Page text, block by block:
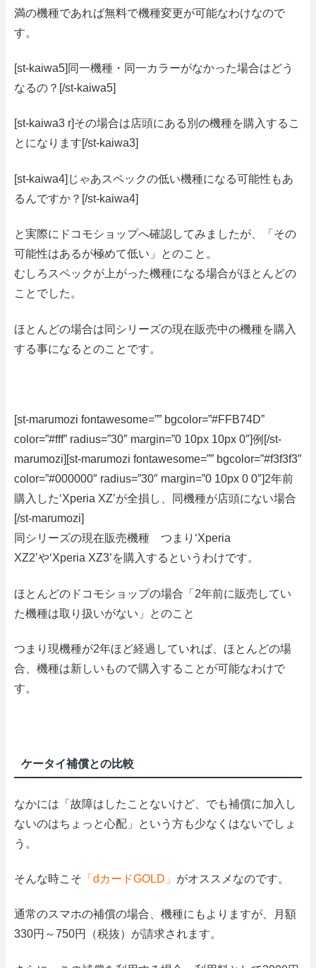
満の機種であれば無料で機種変更が可能なわけなので
す。
[st-kaiwa5]同一機種・同一カラーがなかった場合はどう
なるの？[/st-kaiwa5]
[st-kaiwa3 r]その場合は店頭にある別の機種を購入するこ
とになります[/st-kaiwa3]
[st-kaiwa4]じゃあスペックの低い機種になる可能性もあ
るんですか？[/st-kaiwa4]
と実際にドコモショップへ確認してみましたが、
「その
可能性はあるが極めて低い」
とのこと。
むしろスペックが上がった機種になる場合がほとんどの
ことでした。
ほとんどの場合は同シリーズの現在販売中の機種を購入
する事になるとのことです。
[st-marumozi fontawesome=”” bgcolor=”#FFB74D”
color=”#fff” radius=”30″ margin=”0 10px 10px 0″]例[/st-
marumozi][st-marumozi fontawesome=”” bgcolor=”#f3f3f3″
color=”#000000″ radius=”30″ margin=”0 10px 0 0″]2年前
購入した‘Xperia XZ’が全損し、同機種が店頭にない場合
[/st-marumozi]
同シリーズの現在販売機種 つまり ‘Xperia
XZ2’や‘Xperia XZ3’を購入するというわけです。
ほとんどのドコモショップの場合 「2年前に販売してい
た機種は取り扱いがない」
とのこと
つまり現機種が2年ほど経過していれば、ほとんどの場
合、機種は新しいもので購入することが可能なわけで
す。
ケータイ補償との比較
なかには「故障はしたことないけど、でも補償に加入し
ないのはちょっと心配」という方も少なくはないでしょ
う。
そんな時こそ 「 d カードGOLD 」 がオススメ なのです。
通常のスマホの補償の場合、機種にもよりますが、月額
330円～750円（税抜）が請求されます。